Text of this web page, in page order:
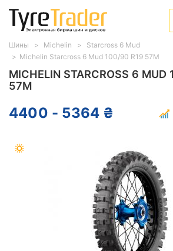
MICHELIN STARCROSS 6 MUD
57M
4400 - 5364 ₴
Шины Michelin
Starcross 6 Mud
Michelin Starcross 6 Mud 100/90 R19 57M